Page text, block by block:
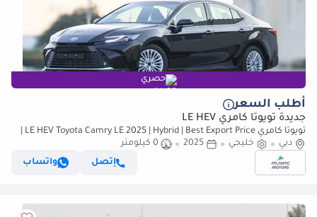
حصري
أطلب السعر
جديدة تويوتا كامري LE HEV
(للتصدير فقط)
دبي خليجي 2025
0 كيلومتر
إتصل
واتساب